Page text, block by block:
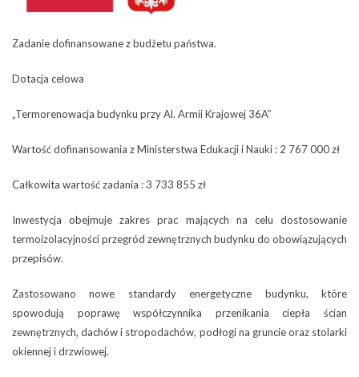
Zadanie dofinansowane z budżetu państwa.
Dotacja celowa
„Termorenowacja budynku przy Al. Armii Krajowej 36A”
Wartość dofinansowania z Ministerstwa Edukacji i Nauki : 2 767 000 zł
Całkowita wartość zadania : 3 733 855 zł
Inwestycja obejmuje zakres prac mających na celu dostosowanie
termoizolacyjności przegród zewnętrznych budynku do obowiązujących
przepisów.
Zastosowano nowe standardy energetyczne budynku, które
spowodują poprawę współczynnika przenikania ciepła ścian
zewnętrznych, dachów i stropodachów, podłogi na gruncie oraz stolarki
okiennej i drzwiowej.